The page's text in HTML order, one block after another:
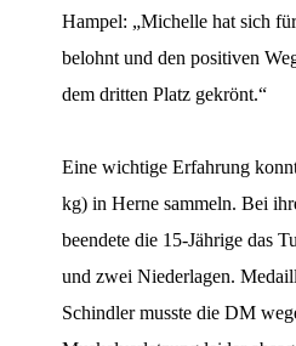
Hampel: „Michelle hat sich
belohnt und den positiven
dem dritten Platz gekrönt.“
Eine wichtige Erfahrung
kg) in Herne sammeln. Bei
beendete die 15-Jährige das
und zwei Niederlagen.
Schindler musste die DM